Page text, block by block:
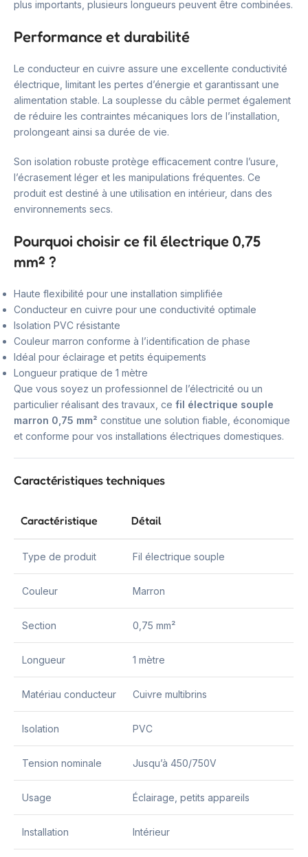
plus importants, plusieurs longueurs peuvent être combinées.
Performance et durabilité
Le conducteur en cuivre assure une excellente conductivité
électrique, limitant les pertes d’énergie et garantissant une
alimentation stable. La souplesse du câble permet également
de réduire les contraintes mécaniques lors de l’installation,
prolongeant ainsi sa durée de vie.
Son isolation robuste protège efficacement contre l’usure,
l’écrasement léger et les manipulations fréquentes. Ce
produit est destiné à une utilisation en intérieur, dans des
environnements secs.
Pourquoi choisir ce fil électrique 0,75
mm² ?
Haute flexibilité pour une installation simplifiée
Conducteur en cuivre pour une conductivité optimale
Isolation PVC résistante
Couleur marron conforme à l’identification de phase
Idéal pour éclairage et petits équipements
Longueur pratique de 1 mètre
Que vous soyez un professionnel de l’électricité ou un
particulier réalisant des travaux, ce fil électrique souple
marron 0,75 mm² constitue une solution fiable, économique
et conforme pour vos installations électriques domestiques.
Caractéristiques techniques
Caractéristique Détail
Type de produit Fil électrique souple
Couleur Marron
Section 0,75 mm²
Longueur 1 mètre
Matériau conducteur Cuivre multibrins
Isolation PVC
Tension nominale Jusqu’à 450/750V
Usage Éclairage, petits appareils
Installation Intérieur